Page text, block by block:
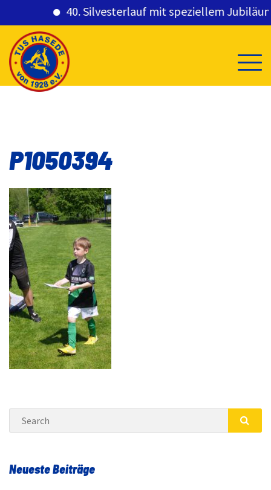
40. Silvesterlauf mit speziellem
content
P1050394
Search
Neueste Beiträge